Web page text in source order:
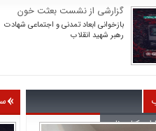
نها
گزارشی از نشست بعثت خون
بازخوانی ابعاد تمدنی و اجتماعی شهادت
رهبر شهید انقلاب
کتاب ناب